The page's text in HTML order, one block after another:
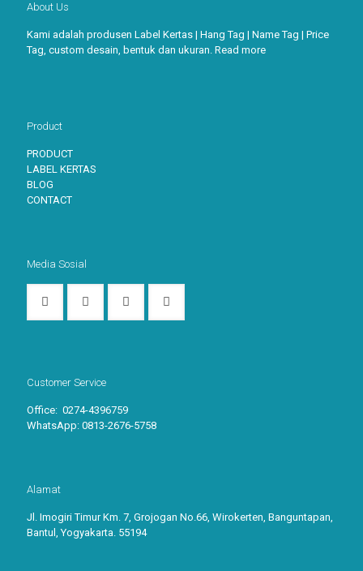
About Us
Kami adalah produsen Label Kertas | Hang Tag | Name Tag | Price
Tag, custom desain, bentuk dan ukuran. Read more
Product
PRODUCT
LABEL KERTAS
BLOG
CONTACT
Media Sosial
Customer Service
Office: 0274-4396759
WhatsApp: 0813-2676-5758
Alamat
Jl. Imogiri Timur Km. 7, Grojogan No.66, Wirokerten, Banguntapan,
Bantul, Yogyakarta. 55194